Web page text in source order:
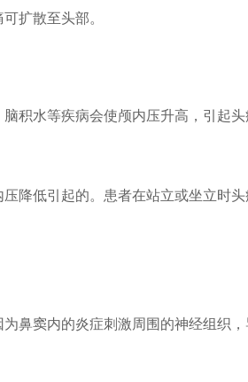
扩散至头部。
积水等疾病会使颅内压升高，引起
降低引起的。患者在站立或坐立时
鼻窦内的炎症刺激周围的神经组织